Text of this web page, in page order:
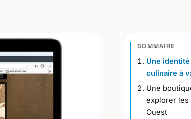
SOMMAIRE
Une
culinaire à
Une
explorer les
Ouest